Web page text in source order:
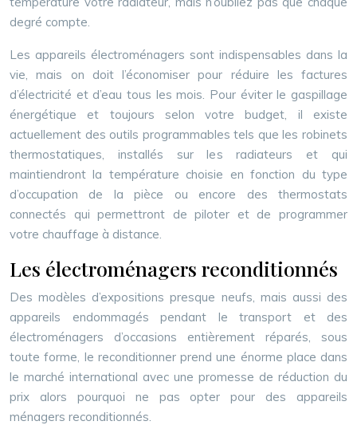
degré compte.
Les appareils électroménagers sont indispensables dans la
vie, mais on doit l’économiser pour réduire les factures
d’électricité et d’eau tous les mois. Pour éviter le gaspillage
énergétique et toujours selon votre budget, il existe
actuellement des outils programmables tels que les robinets
thermostatiques, installés sur les radiateurs et qui
maintiendront la température choisie en fonction du type
d’occupation de la pièce ou encore des thermostats
connectés qui permettront de piloter et de programmer
votre chauffage à distance.
Les électroménagers reconditionnés
Des modèles d’expositions presque neufs, mais aussi des
appareils endommagés pendant le transport et des
électroménagers d’occasions entièrement réparés, sous
toute forme, le reconditionner prend une énorme place dans
le marché international avec une promesse de réduction du
prix alors pourquoi ne pas opter pour des appareils
ménagers reconditionnés.